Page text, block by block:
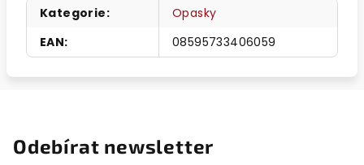
Kategorie:
Opasky
EAN: 08595733406059
Odebírat newsletter